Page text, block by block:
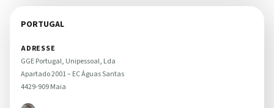
PORTUGAL
ADRESSE
GGE Portugal, Unipessoal, Lda
Apartado 2001 – EC Águas Santas
4429-909 Maia